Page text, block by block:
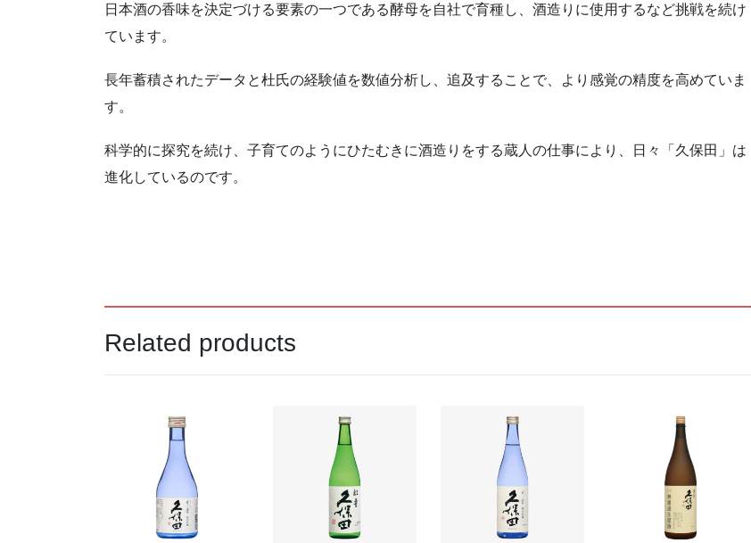
日本酒の香味を決定づける要素の一つである酵母を自社で育種し、酒造りに使用するなど挑戦を続け
ています。
長年蓄積されたデータと杜氏の経験値を数値分析し、追及することで、より感覚の精度を高めていま
す。
科学的に探究を続け、子育てのようにひたむきに酒造りをする蔵人の仕事により、日々「久保田」は
進化しているのです。
Related products